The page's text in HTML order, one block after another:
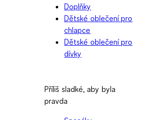
Doplňky
Dětské oblečení pro
chlapce
Dětské oblečení pro
dívky
Příliš sladké, aby byla
pravda